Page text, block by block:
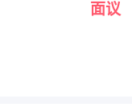
面议